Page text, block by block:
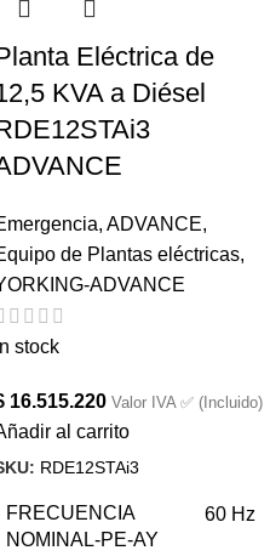
Eléctrica de
KVA a Diésel
, ADVANCE,
de Plantas eléctricas,
ADVANCE
stock
16.515.220 Valor IVA ✅ (Incluido)
al carrito
RDE12STAi3
FRECUENCIA
NOMINAL-PE-AY
60 Hz